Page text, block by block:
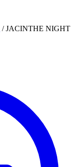
/JACINTHE NIGHT